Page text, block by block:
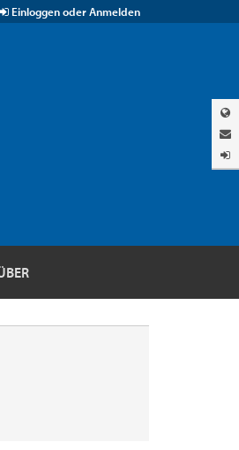
Einloggen oder Anmelden